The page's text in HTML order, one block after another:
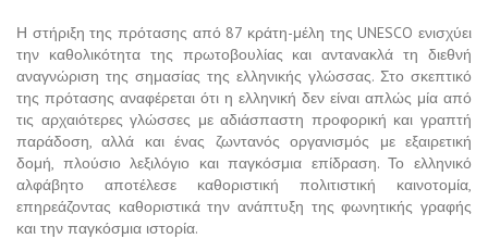
Η στήριξη της πρότασης από 87 κράτη-μέλη της UNESCO ενισχύει
την καθολικότητα της πρωτοβουλίας και αντανακλά τη διεθνή
αναγνώριση της σημασίας της ελληνικής γλώσσας. Στο σκεπτικό
της πρότασης αναφέρεται ότι η ελληνική δεν είναι απλώς μία από
τις αρχαιότερες γλώσσες με αδιάσπαστη προφορική και γραπτή
παράδοση, αλλά και ένας ζωντανός οργανισμός με εξαιρετική
δομή, πλούσιο λεξιλόγιο και παγκόσμια επίδραση. Το ελληνικό
αλφάβητο αποτέλεσε καθοριστική πολιτιστική καινοτομία,
επηρεάζοντας καθοριστικά την ανάπτυξη της φωνητικής γραφής
και την παγκόσμια ιστορία.